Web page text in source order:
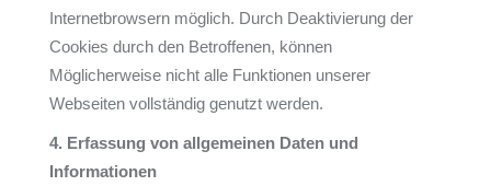
Internetbrowsern möglich. Durch Deaktivierung der
Cookies durch den Betroffenen, können
Möglicherweise nicht alle Funktionen unserer
Webseiten vollständig genutzt werden.
4. Erfassung von allgemeinen Daten und
Informationen